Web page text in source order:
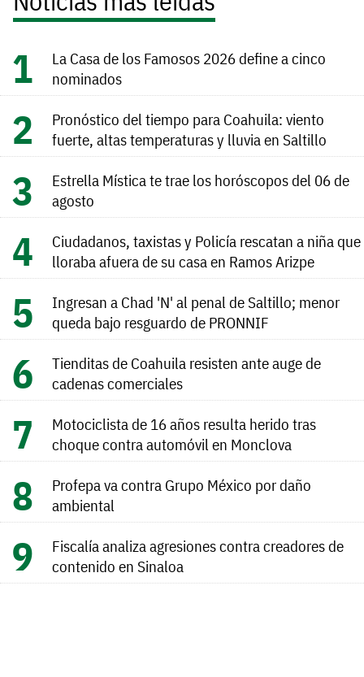
La Casa de los Famosos 2026 define a cinco
nominados
Pronóstico del tiempo para Coahuila: viento
fuerte, altas temperaturas y lluvia en Saltillo
Estrella Mística te trae los horóscopos del 06 de
agosto
Ciudadanos, taxistas y Policía rescatan a niña que
lloraba afuera de su casa en Ramos Arizpe
Ingresan a Chad 'N' al penal de Saltillo; menor
queda bajo resguardo de PRONNIF
Tienditas de Coahuila resisten ante auge de
cadenas comerciales
Motociclista de 16 años resulta herido tras
choque contra automóvil en Monclova
Profepa va contra Grupo México por daño
ambiental
Fiscalía analiza agresiones contra creadores de
contenido en Sinaloa